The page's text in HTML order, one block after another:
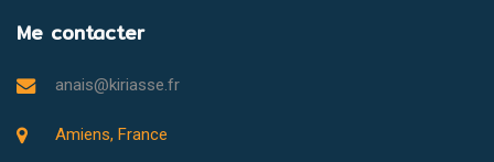
Me contacter
anais@kiriasse.fr
Amiens, France